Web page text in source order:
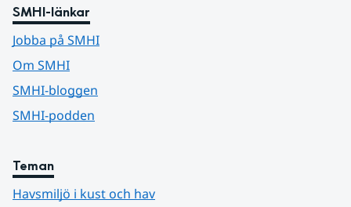
SMHI-länkar
Jobba på SMHI
Om SMHI
SMHI-bloggen
SMHI-podden
Teman
Havsmiljö i kust och hav